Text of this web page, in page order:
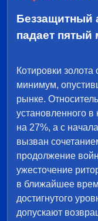
Беззащитный
падает пятый
Котировки
минимум,
рынке.
установленного
на 27%, а с
вызван
продолжение
ужесточение
в ближайшее
достигнутого
допускают